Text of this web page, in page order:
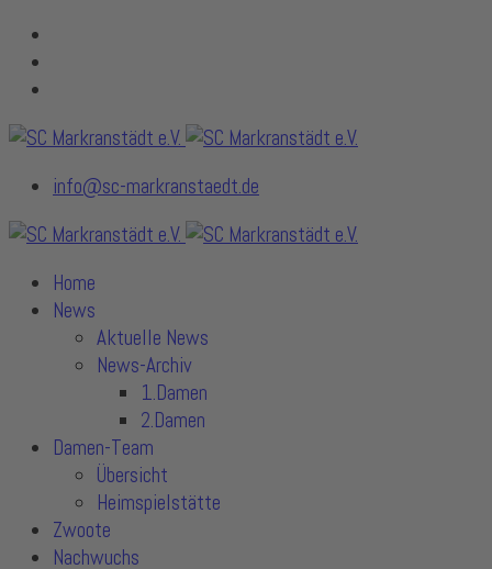
info@sc-markranstaedt.de
Home
News
Aktuelle News
News-Archiv
1.Damen
2.Damen
Damen-Team
Übersicht
Heimspielstätte
Zwoote
Nachwuchs